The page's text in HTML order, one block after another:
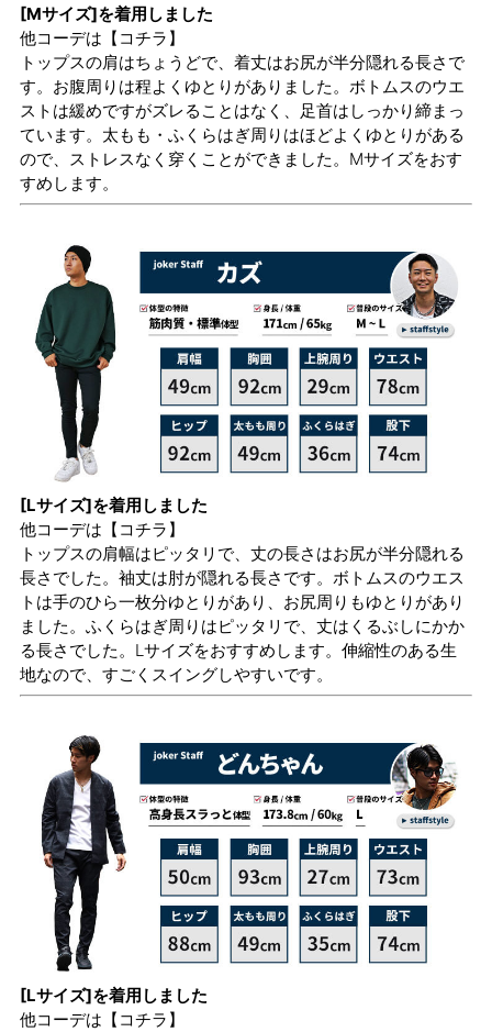
[Mサイズ]を着用しました
他コーデは 【コチラ】
トップスの肩はちょうどで、着丈はお尻が半分隠れる長さで
す。お腹周りは程よくゆとりがありました。ボトムスのウエ
ストは緩めですがズレることはなく、足首はしっかり締まっ
ています。太もも・ふくらはぎ周りはほどよくゆとりがある
ので、ストレスなく穿くことができました。Mサイズをおす
すめします。
[Lサイズ]を着用しました
他コーデは 【コチラ】
トップスの肩幅はピッタリで、丈の長さはお尻が半分隠れる
長さでした。袖丈は肘が隠れる長さです。ボトムスのウエス
トは手のひら一枚分ゆとりがあり、お尻周りもゆとりがあり
ました。ふくらはぎ周りはピッタリで、丈はくるぶしにかか
る長さでした。Lサイズをおすすめします。伸縮性のある生
地なので、すごくスイングしやすいです。
[Lサイズ]を着用しました
他コーデは 【コチラ】